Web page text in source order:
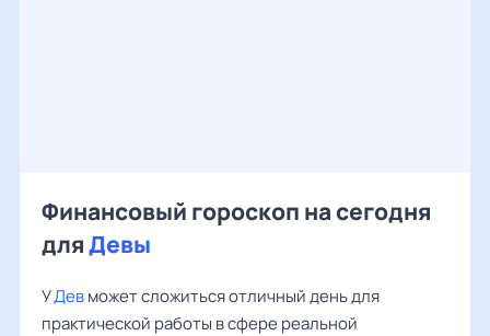
Финансовый гороскоп на сегодня
дляДевы
УДевможет сложиться отличный день для
практической работы в сфере реальной